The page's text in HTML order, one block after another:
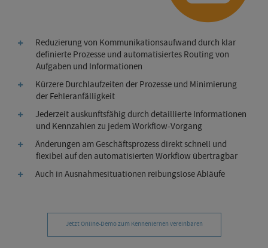
Reduzierung von Kommunikationsaufwand durch klar
definierte Prozesse und automatisiertes Routing von
Aufgaben und Informationen
Kürzere Durchlaufzeiten der Prozesse und Minimierung
der Fehleranfälligkeit
Jederzeit auskunftsfähig durch detaillierte Informationen
und Kennzahlen zu jedem Workflow-Vorgang
Änderungen am Geschäftsprozess direkt schnell und
flexibel auf den automatisierten Workflow übertragbar
Auch in Ausnahmesituationen reibungslose Abläufe
Jetzt Online-Demo zum Kennenlernen vereinbaren